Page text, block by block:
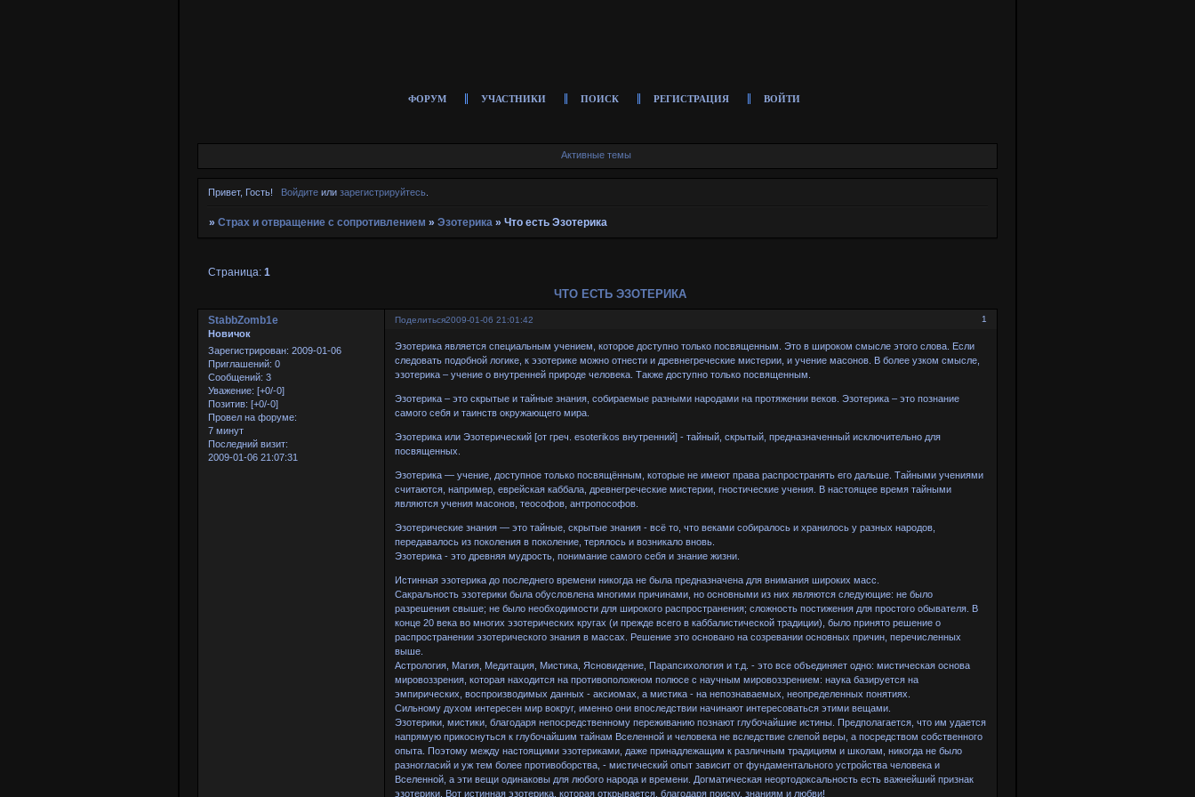
ФОРУМ УЧАСТНИКИ ПОИСК РЕГИСТРАЦИЯ ВОЙТИ
Активные темы
Привет, Гость! Войдитеили зарегистрируйтесь.
»Страх и отвращение с сопротивлением »Эзотерика »Что есть Эзотерика
ЧТО ЕСТЬ ЭЗОТЕРИКА
Страница:1
Поделиться 1
2009-01-06 21:01:42
StabbZomb1e
Новичок
Зарегистрирован: 2009-01-06
Приглашений: 0
Сообщений: 3
Уважение: [+0/-0]
Позитив: [+0/-0]
Провел на форуме:
7 минут
Последний визит:
2009-01-06 21:07:31
Эзотерика является специальным учением, которое доступно только посвященным. Это в широком смысле этого слова. Если
следовать подобной логике, к эзотерике можно отнести и древнегреческие мистерии, и учение масонов. В более узком смысле,
эзотерика – учение о внутренней природе человека. Также доступно только посвященным.
Эзотерика – это скрытые и тайные знания, собираемые разными народами на протяжении веков. Эзотерика – это познание
самого себя и таинств окружающего мира.
Эзотерика или Эзотерический [от греч. esoterikos внутренний] - тайный, скрытый, предназначенный исключительно для
посвященных.
Эзотерика — учение, доступное только посвящённым, которые не имеют права распространять его дальше. Тайными учениями
считаются, например, еврейская каббала, древнегреческие мистерии, гностические учения. В настоящее время тайными
являются учения масонов, теософов, антропософов.
Эзотерические знания — это тайные, скрытые знания - всё то, что веками собиралось и хранилось у разных народов,
передавалось из поколения в поколение, терялось и возникало вновь.
Эзотерика - это древняя мудрость, понимание самого себя и знание жизни.
Истинная эзотерика до последнего времени никогда не была предназначена для внимания широких масс.
Сакральность эзотерики была обусловлена многими причинами, но основными из них являются следующие: не было
разрешения свыше; не было необходимости для широкого распространения; сложность постижения для простого обывателя. В
конце 20 века во многих эзотерических кругах (и прежде всего в каббалистической традиции), было принято решение о
распространении эзотерического знания в массах. Решение это основано на созревании основных причин, перечисленных
выше.
Астрология, Магия, Медитация, Мистика, Ясновидение, Парапсихология и т.д. - это все объединяет одно: мистическая основа
мировоззрения, которая находится на противоположном полюсе с научным мировоззрением: наука базируется на
эмпирических, воспроизводимых данных - аксиомах, а мистика - на непознаваемых, неопределенных понятиях.
Сильному духом интересен мир вокруг, именно они впоследствии начинают интересоваться этими вещами.
Эзотерики, мистики, благодаря непосредственному переживанию познают глубочайшие истины. Предполагается, что им удается
напрямую прикоснуться к глубочайшим тайнам Вселенной и человека не вследствие слепой веры, а посредством собственного
опыта. Поэтому между настоящими эзотериками, даже принадлежащим к различным традициям и школам, никогда не было
разногласий и уж тем более противоборства, - мистический опыт зависит от фундаментального устройства человека и
Вселенной, а эти вещи одинаковы для любого народа и времени. Догматическая неортодоксальность есть важнейший признак
эзотерики. Вот истинная эзотерика, которая открывается, благодаря поиску, знаниям и любви!